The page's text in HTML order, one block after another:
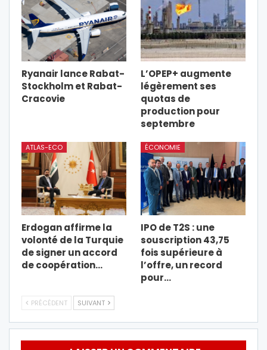
Ryanair lance Rabat-
Stockholm et Rabat-
Cracovie
L’OPEP+ augmente
légèrement ses
quotas de
production pour
septembre
ATLAS-ECO
Erdogan affirme la
volonté de la Turquie
de signer un accord
de coopération…
ÉCONOMIE
IPO de T2S : une
souscription 43,75
fois supérieure à
l’offre, un record
pour…
PRÉCÉDENT SUIVANT